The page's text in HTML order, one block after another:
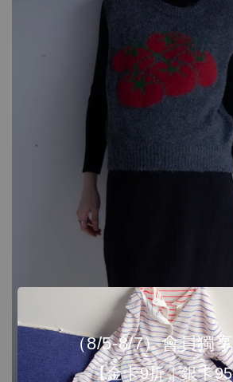
（8/5-8/7）會員獨
【金卡9折｜銀卡